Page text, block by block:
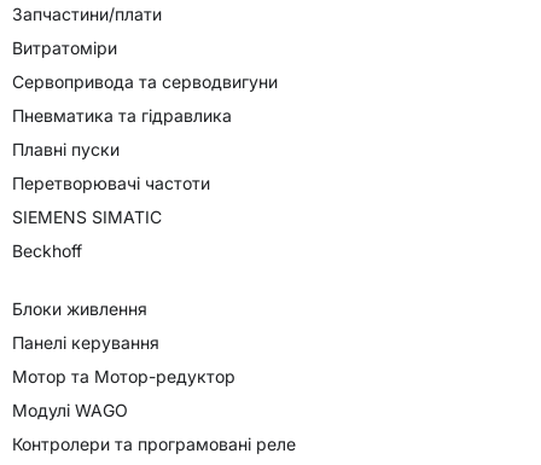
Запчастини/плати
Витратоміри
Сервопривода та серводвигуни
Пневматика та гідравлика
Плавні пуски
Перетворювачі частоти
SIEMENS SIMATIC
Beckhoff
Блоки живлення
Панелі керування
Мотор та Мотор-редуктор
Модулі WAGO
Контролери та програмовані реле